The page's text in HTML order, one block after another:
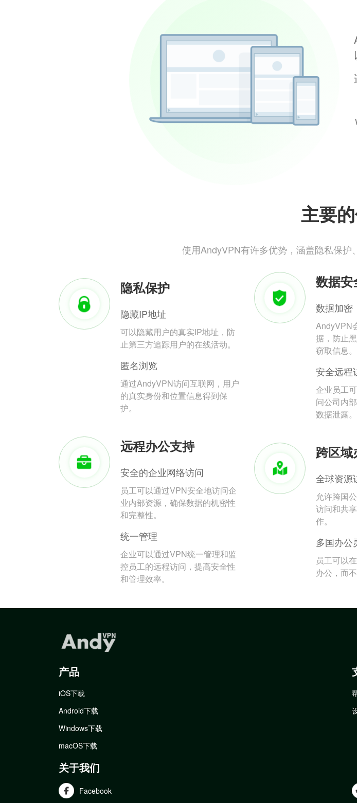
主要
使用AndyVPN有许多优势，涵盖隐私保
隐私保护
隐藏IP地址
可以隐藏用户的真实IP地址，防
止第三方追踪用户的在线活动。
匿名浏览
通过AndyVPN访问互联网，用户
的真实身份和位置信息得到保
护。
数据安
数据加密
AndyVPN
据，防止
窃取信息。
安全远程
企业员工
问公司内
数据泄露。
远程办公支持
安全的企业网络访问
员工可以通过VPN安全地访问企
业内部资源，确保数据的机密性
和完整性。
统一管理
企业可以通过VPN统一管理和监
控员工的远程访问，提高安全性
和管理效率。
跨区域
全球资源
允许跨国
访问和共
作。
多国办公
员工可以
办公，而
产品
iOS下载
Android下载
Windows下载
macOS下载
关于我们
Facebook